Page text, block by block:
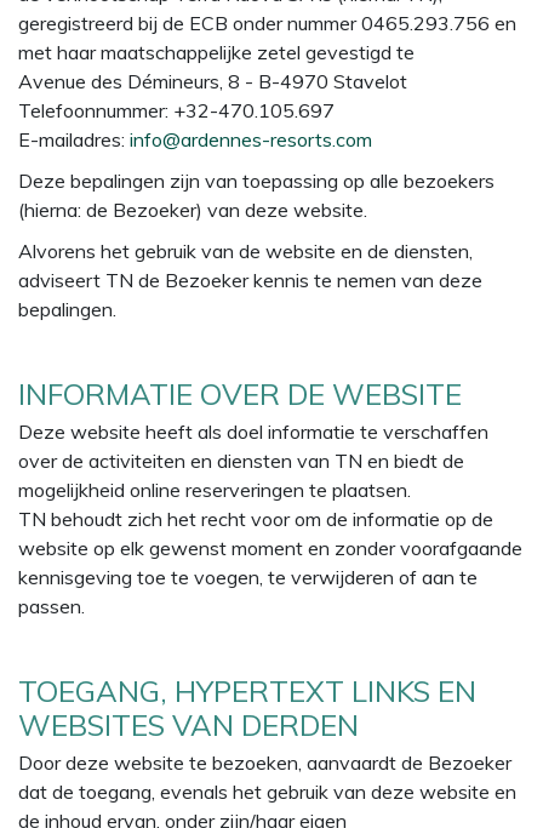
geregistreerd bij de ECB onder nummer 0465.293.756 en
met haar maatschappelijke zetel gevestigd te
Avenue des Démineurs, 8 - B-4970 Stavelot
Telefoonnummer: +32-470.105.697
E-mailadres: info@ardennes-resorts.com
Deze bepalingen zijn van toepassing op alle bezoekers
(hierna: de Bezoeker) van deze website.
Alvorens het gebruik van de website en de diensten,
adviseert TN de Bezoeker kennis te nemen van deze
bepalingen.
INFORMATIE OVER DE WEBSITE
Deze website heeft als doel informatie te verschaffen
over de activiteiten en diensten van TN en biedt de
mogelijkheid online reserveringen te plaatsen.
TN behoudt zich het recht voor om de informatie op de
website op elk gewenst moment en zonder voorafgaande
kennisgeving toe te voegen, te verwijderen of aan te
passen.
TOEGANG, HYPERTEXT LINKS EN
WEBSITES VAN DERDEN
Door deze website te bezoeken, aanvaardt de Bezoeker
dat de toegang, evenals het gebruik van deze website en
de inhoud ervan, onder zijn/haar eigen